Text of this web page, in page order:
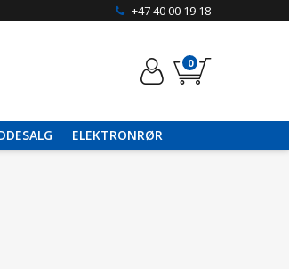
+47 40 00 19 18
0
ELEKTRONRØR